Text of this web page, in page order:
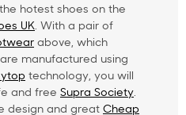
hotest shoes on the
UK. With a pair of
above, which
are manufactured using
technology, you will
and free Supra Society.
design and great Cheap